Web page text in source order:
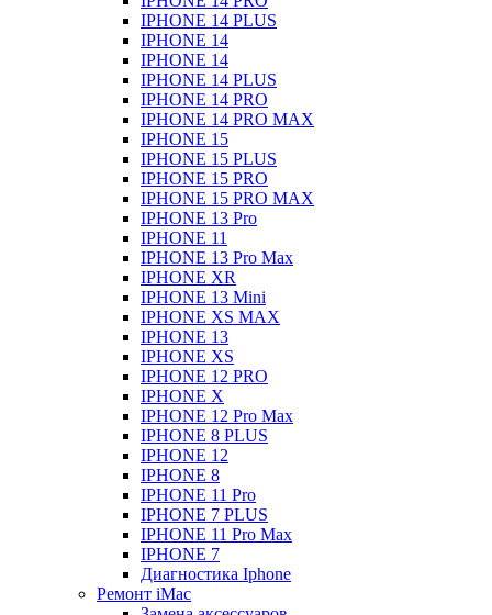
IPHONE 14 PLUS
IPHONE 14
IPHONE 14
IPHONE 14 PLUS
IPHONE 14 PRO
IPHONE 14 PRO MAX
IPHONE 15
IPHONE 15 PLUS
IPHONE 15 PRO
IPHONE 15 PRO MAX
IPHONE 13 Pro
IPHONE 11
IPHONE 13 Pro Max
IPHONE XR
IPHONE 13 Mini
IPHONE XS MAX
IPHONE 13
IPHONE XS
IPHONE 12 PRO
IPHONE X
IPHONE 12 Pro Max
IPHONE 8 PLUS
IPHONE 12
IPHONE 8
IPHONE 11 Pro
IPHONE 7 PLUS
IPHONE 11 Pro Max
IPHONE 7
Диагностика Iphone
Ремонт iMac